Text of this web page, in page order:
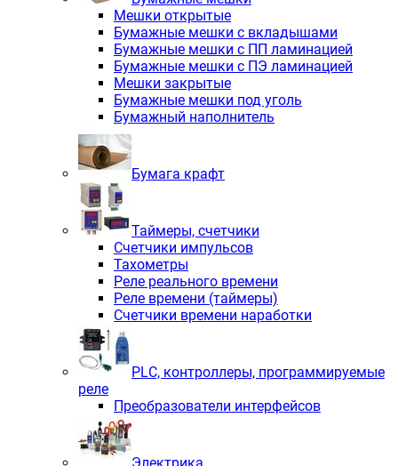
Мешки открытые
Бумажные мешки с вкладышами
Бумажные мешки с ПП ламинацией
Бумажные мешки с ПЭ ламинацией
Мешки закрытые
Бумажные мешки под уголь
Бумажный наполнитель
Бумага крафт
Таймеры, счетчики
Счетчики импульсов
Тахометры
Реле реального времени
Реле времени (таймеры)
Счетчики времени наработки
PLС, контроллеры, программируемые
реле
Преобразователи интерфейсов
Электрика